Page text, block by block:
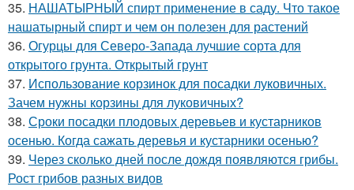
35. НАШАТЫРНЫЙ спирт применение в саду. Что такое
нашатырный спирт и чем он полезен для растений
36. Огурцы для Северо-Запада лучшие сорта для
открытого грунта. Открытый грунт
37. Использование корзинок для посадки луковичных.
Зачем нужны корзины для луковичных?
38. Сроки посадки плодовых деревьев и кустарников
осенью. Когда сажать деревья и кустарники осенью?
39. Через сколько дней после дождя появляются грибы.
Рост грибов разных видов